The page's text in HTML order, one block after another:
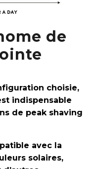
de
choisie,
indispensable
de peak shaving
avec la
solaires,